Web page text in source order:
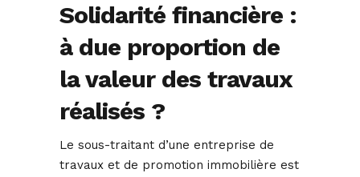
Solidarité financière :
à due proportion de
la valeur des travaux
réalisés ?
Le sous-traitant d’une entreprise de
travaux et de promotion immobilière est